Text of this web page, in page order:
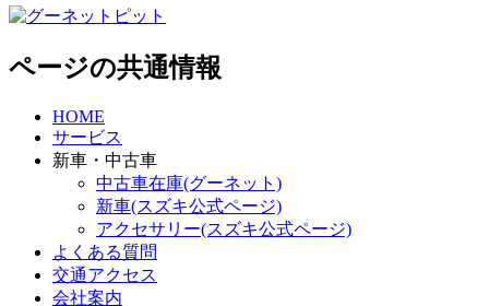
ページの共通情報
HOME
サービス
新車・中古車
中古車在庫(グーネット)
新車(スズキ公式ページ)
アクセサリー(スズキ公式ページ)
よくある質問
交通アクセス
会社案内